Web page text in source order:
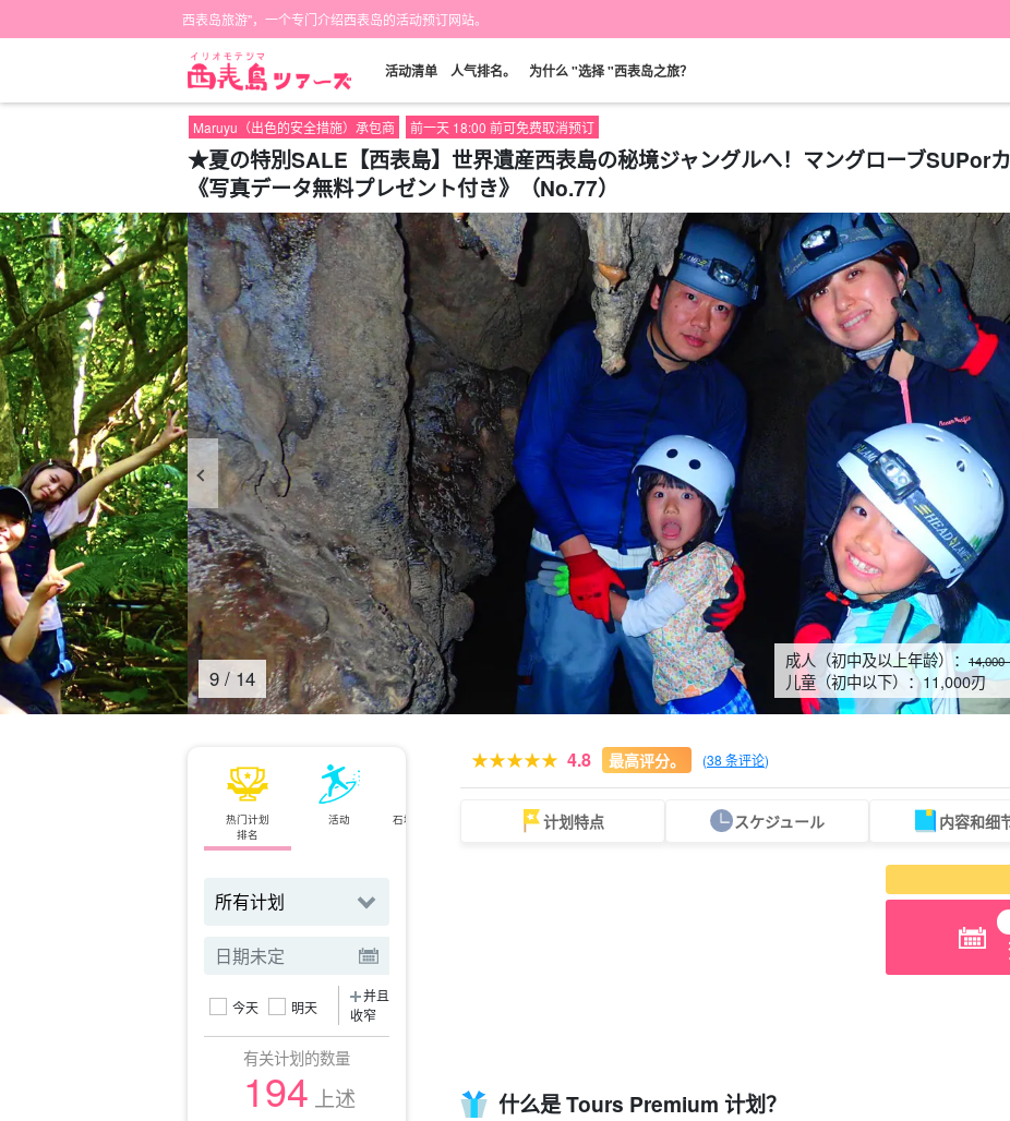
西表岛旅游"，一个专门介绍西表岛的活动预订网站。
活动清单 人气排名。 为什么 "选择 "西表岛之旅？
Maruyu（出色的安全措施）承包商 前一天 18:00 前可免费取消预订
★夏の特別SALE【西表島】世界遺産西表島の秘境ジャングルへ！マングローブSUPor
《写真データ無料プレゼント付き》（No.77）
10/14
成人（初中及以上年龄）： 14,000
儿童（初中以下）：11,000刃
热门计划
排名
活动
石垣岛⇄西表岛
可当天预订
规划
超值折扣
设计图
保险费
选定计划
西表岛 "瀑布"。
租车
今天 明天
并且
收窄
有关计划的数量
194 上述
4.8 最高评分。 (38 条评论)
计划特点 スケジュール 内容和细
什么是 Tours Premium 计划？